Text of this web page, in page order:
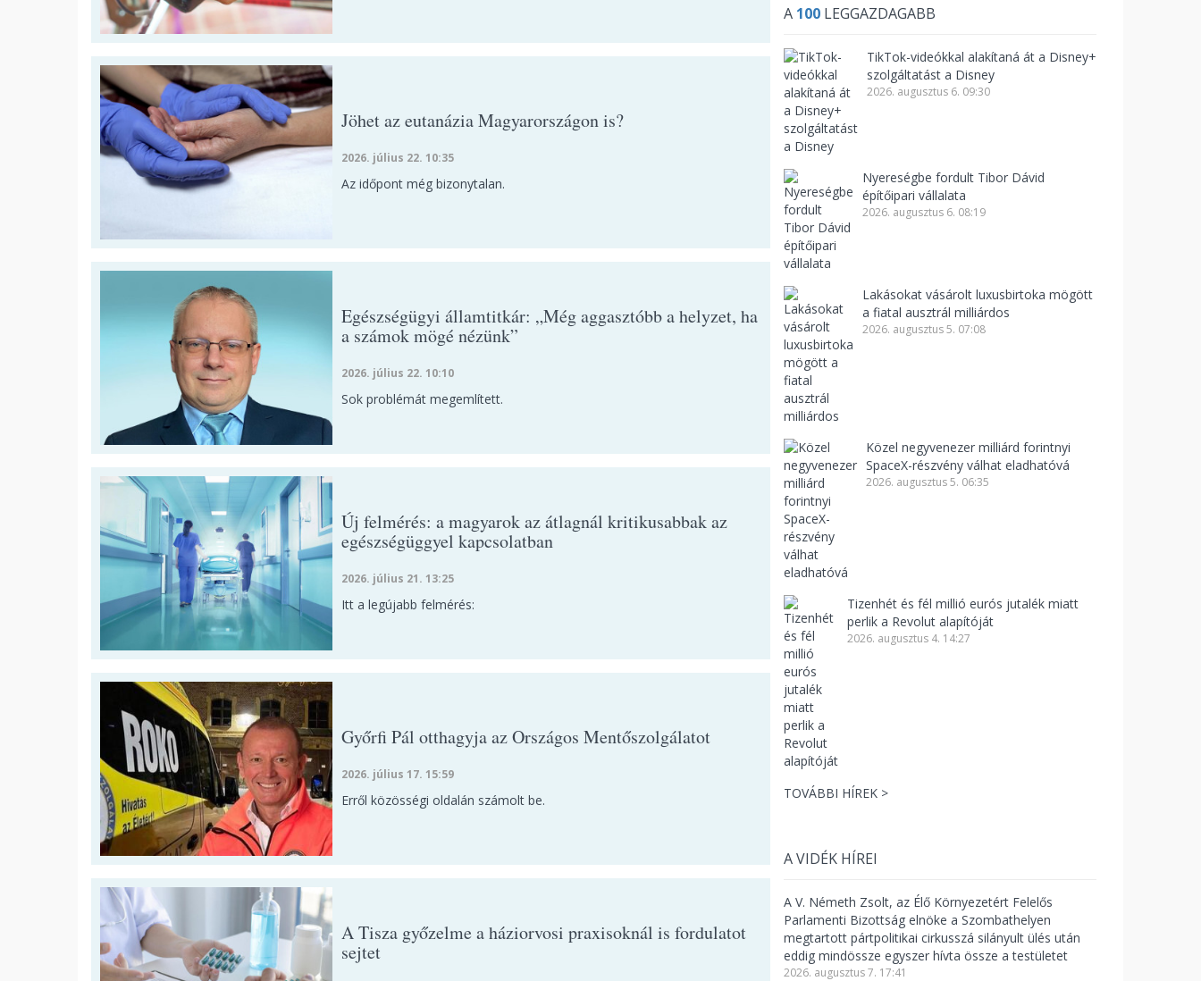
Jöhet az eutanázia Magyarországon is?
2026. július 22. 10:35
Az időpont még bizonytalan.
Egészségügyi államtitkár: „Még aggasztóbb a helyzet, ha
a számok mögé nézünk”
2026. július 22. 10:10
Sok problémát megemlített.
Új felmérés: a magyarok az átlagnál kritikusabbak az
egészségüggyel kapcsolatban
2026. július 21. 13:25
Itt a legújabb felmérés:
Győrfi Pál otthagyja az Országos Mentőszolgálatot
2026. július 17. 15:59
Erről közösségi oldalán számolt be.
A Tisza győzelme a háziorvosi praxisoknál is fordulatot
sejtet
A 100 LEGGAZDAGABB
TikTok-videókkal alakítaná át a Disney+
szolgáltatást a Disney
2026. augusztus 6. 09:30
Nyereségbe fordult Tibor Dávid
építőipari vállalata
2026. augusztus 6. 08:19
Lakásokat vásárolt luxusbirtoka mögött
a fiatal ausztrál milliárdos
2026. augusztus 5. 07:08
Közel negyvenezer milliárd forintnyi
SpaceX-részvény válhat eladhatóvá
2026. augusztus 5. 06:35
Tizenhét és fél millió eurós jutalék miatt
perlik a Revolut alapítóját
2026. augusztus 4. 14:27
TOVÁBBI HÍREK >
A VIDÉK HÍREI
A V. Németh Zsolt, az Élő Környezetért Felelős
Parlamenti Bizottság elnöke a Szombathelyen
megtartott pártpolitikai cirkusszá silányult ülés után
eddig mindössze egyszer hívta össze a testületet
2026. augusztus 7. 17:41